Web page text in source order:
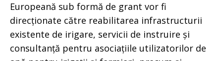
Europeană sub formă de grant vor fi
direcționate către reabilitarea infrastructurii
existente de irigare, servicii de instruire și
consultanță pentru asociațiile utilizatorilor de